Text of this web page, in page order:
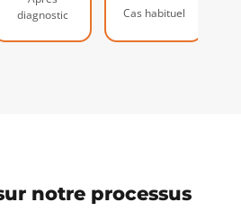
diagnostic
Cas habituel
notre processus